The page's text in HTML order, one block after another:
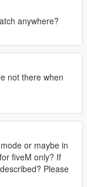
anywhere?
not there when
or maybe in
fiveM only? If
Please